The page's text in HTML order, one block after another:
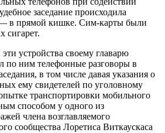
заседание происходила
в прямой кишке. Сим-карты были
сигарет.
устройства своему главарю
по ним телефонные разговоры в
в том числе давая указания о
ему свидетелей по уголовному
транспортировки мобильного
способом у одного из
члена возглавляемого
сообщества Лоретиса Виткаускаса